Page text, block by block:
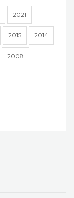
2021
2015 2014
2008